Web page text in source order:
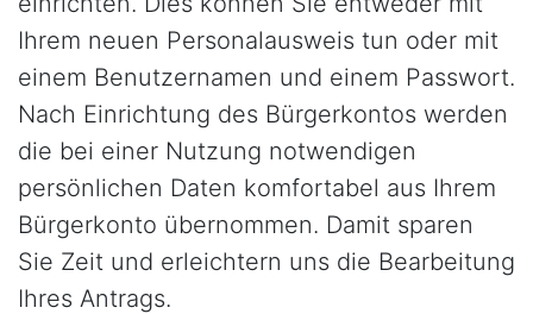
Ihrem neuen Personalausweis tun oder mit
einem Benutzernamen und einem Passwort.
Nach Einrichtung des Bürgerkontos werden
die bei einer Nutzung notwendigen
persönlichen Daten komfortabel aus Ihrem
Bürgerkonto übernommen. Damit sparen
Sie Zeit und erleichtern uns die Bearbeitung
Ihres Antrags.